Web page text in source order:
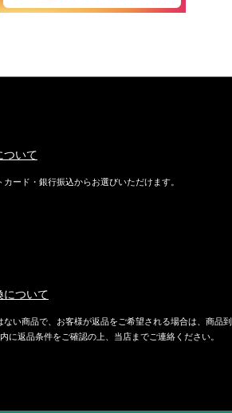
ついて
カード・銀行振込からお選びいただけます。
について
ない商品で、お客様が返品をご希望される場合は、商品到
に返品条件をご確認の上、当店までご連絡ください。